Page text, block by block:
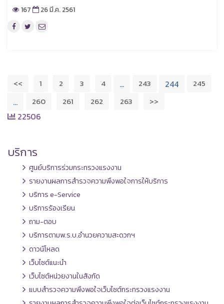
167 26 มี.ค. 2561
<< 1 2 3 4 … 243 244 245
… 260 261 262 263 >>
22506
บริการ
ศูนย์บริการร่วมกระทรวงแรงงาน
รายงานผลการสำรวจความพึงพอใจการให้บริการ
บริการ e-Service
บริการร้องเรียน
ถาม-ตอบ
บริการตามพ.ร.บ.อำนวยความสะดวกฯ
ดาวน์โหลด
เว็บไซต์แนะนำ
เว็บไซต์หน่วยงานในสังกัด
แบบสำรวจความพึงพอใจเว็บไซต์กระทรวงแรงงาน